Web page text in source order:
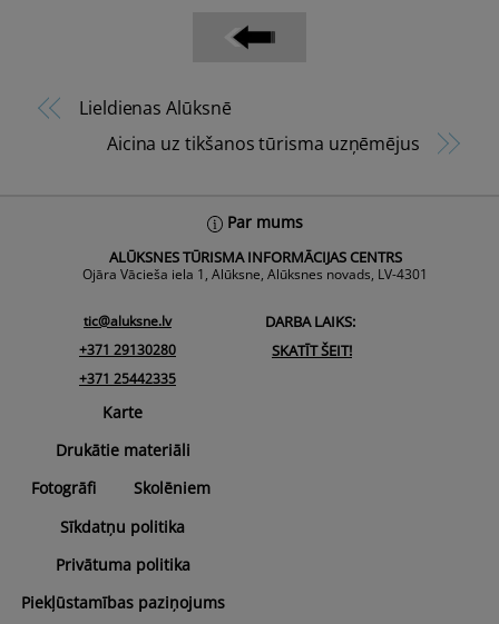
Lieldienas Alūksnē
Aicina uz tikšanos tūrisma uzņēmējus
Par mums
ALŪKSNES TŪRISMA INFORMĀCIJAS CENTRS
Ojāra Vācieša iela 1, Alūksne, Alūksnes novads, LV-4301
tic@aluksne.lv
+371 29130280
+371 25442335
DARBA LAIKS:
SKATĪT ŠEIT!
Karte
Drukātie materiāli
Fotogrāfi
Skolēniem
Sīkdatņu politika
Privātuma politika
Piekļūstamības paziņojums